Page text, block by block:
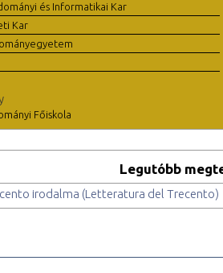
és Informatikai Kar
Kar
Főiskola
Legutóbb
irodalma (Letteratura del Trecento)